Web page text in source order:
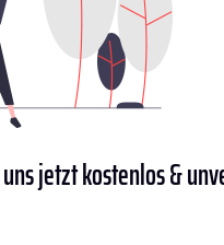
uns jetzt kostenlos &